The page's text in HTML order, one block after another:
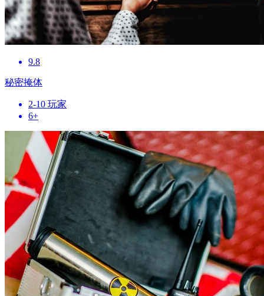
9.8
秘密掩体
2-10 玩家
6+